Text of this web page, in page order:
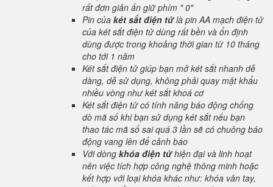
rất đơn giản ấn giữ phím " 0"
Pin của két sắt điện tửlà pin AA mạch điện tử
của két sắt điện tử dùng rất bền và ổn định
dùng được trong khoảng thời gian từ 10 tháng
cho tới 1 năm
Két sắt điện tử giúp bạn mở két sắt nhanh dễ
dàng, dễ sử dụng, không phải quay mật khẩu
nhiều vòng như két sắt khoá cơ
Két sắt điện tử có tính năng báo động chống
dò mã số khi bạn sử dụng két sắt nếu bạn
thao tác mã số sai quá 3 lần sẽ có chuông báo
động vang lên để cảnh báo
Với dòng khóa điện tửhiện đại và linh hoạt
nên việc tích hợp công nghệ thông minh hoặc
kết hợp với loại khóa khác như: khóa vân tay,